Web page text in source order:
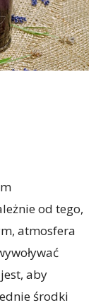
od tego,
atmosfera
aby
środki